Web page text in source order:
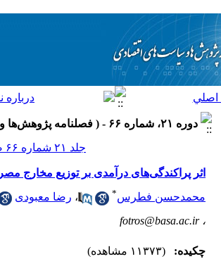
دوره ۲۱، شماره ۶۶ - ( فصلنامه پژوهش‌ها و سياست‌هاي اقتصادي ۱۳۹۲ )
جلد ۲۱ شماره ۶۶ صفحات ۱۱۴-۹۳
اثر پراکندگی‌های درآمدی بر توزیع مخارج
محمدحسن فطرس* ، رضا معبودی
،fotros@basa.ac.ir
چکیده:
(۱۱۳۷۳ مشاهده)